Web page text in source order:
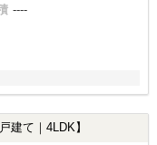
----
建て｜4LDK】